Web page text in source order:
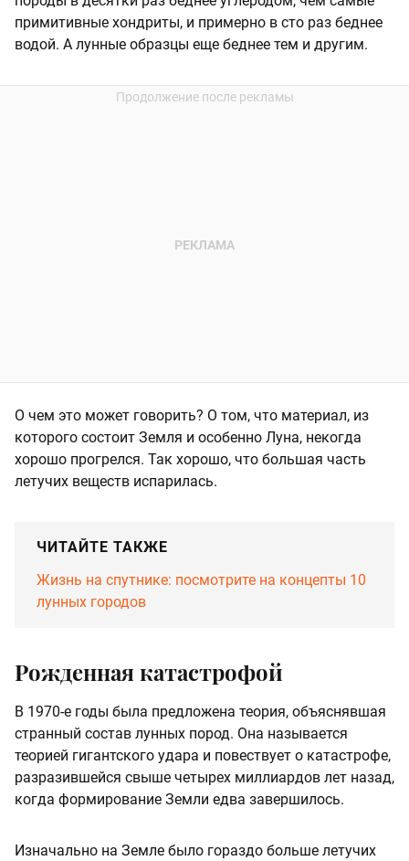
примитивные хондриты, и примерно в сто раз беднее
водой. А лунные образцы еще беднее тем и другим.
О чем это может говорить? О том, что материал, из
которого состоит Земля и особенно Луна, некогда
хорошо прогрелся. Так хорошо, что большая часть
летучих веществ испарилась.
ЧИТАЙТЕ ТАКЖЕ
Жизнь на спутнике: посмотрите на концепты 10
лунных городов
Рожденная катастрофой
В 1970-е годы была предложена теория, объяснявшая
странный состав лунных пород. Она называется
теорией гигантского удара и повествует о катастрофе,
разразившейся свыше четырех миллиардов лет назад,
когда формирование Земли едва завершилось.
Изначально на Земле было гораздо больше летучих